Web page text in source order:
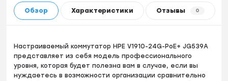
Обзор Характеристики Отзывы 0
Настраиваемый коммутатор HPE V1910-24G-PoE+ JG539A
представляет из себя модель профессионального
уровня, которая будет полезна вам в случае, если вы
нуждаетесь в возможности организации сравнительно